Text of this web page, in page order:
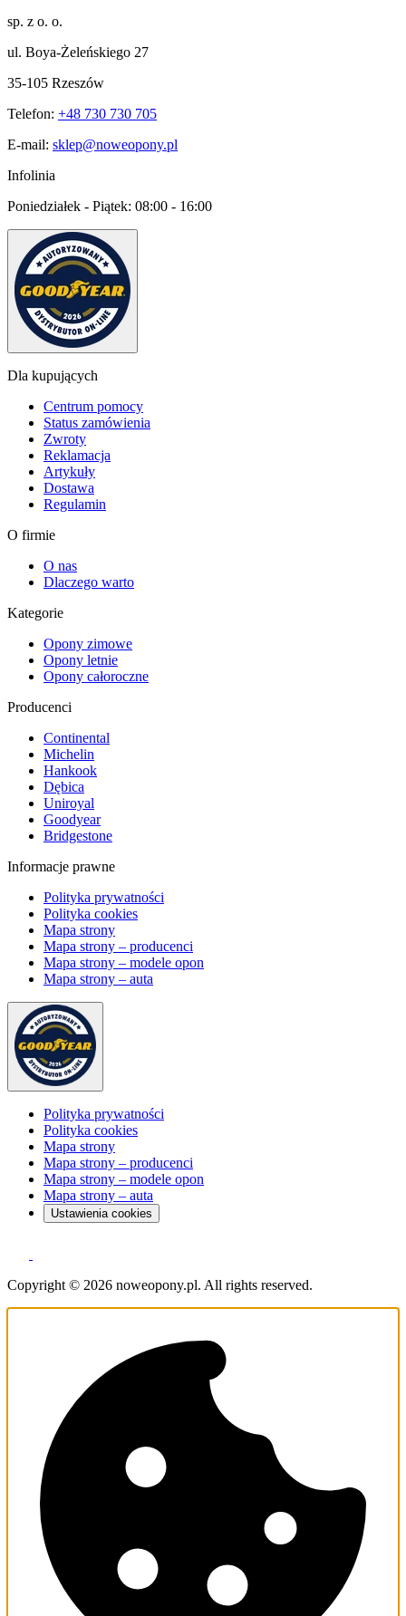
sp. z o. o.
ul. Boya-Żeleńskiego 27
35-105 Rzeszów
Telefon: +48 730 730 705
E-mail: sklep@noweopony.pl
Infolinia
Poniedziałek - Piątek: 08:00 - 16:00
Dla kupujących
Centrum pomocy
Status zamówienia
Zwroty
Reklamacja
Artykuły
Dostawa
Regulamin
O firmie
O nas
Dlaczego warto
Kategorie
Opony zimowe
Opony letnie
Opony całoroczne
Producenci
Continental
Michelin
Hankook
Dębica
Uniroyal
Goodyear
Bridgestone
Informacje prawne
Polityka prywatności
Polityka cookies
Mapa strony
Mapa strony – producenci
Mapa strony – modele opon
Mapa strony – auta
Polityka prywatności
Polityka cookies
Mapa strony
Mapa strony – producenci
Mapa strony – modele opon
Mapa strony – auta
Ustawienia cookies
Copyright © 2026 noweopony.pl. All rights reserved.